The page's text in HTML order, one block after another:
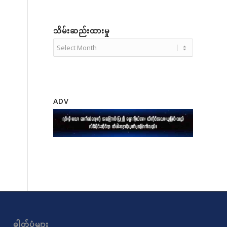
သိမ်းဆည်းထားမှု
ADV
ဓါတ်ပုံများ